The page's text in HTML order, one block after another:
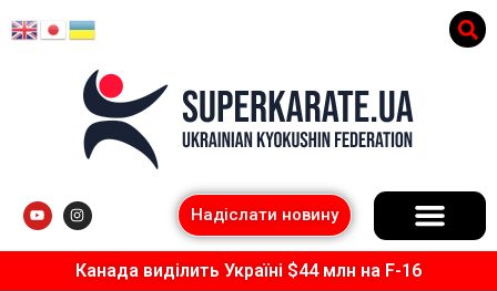
Надіслати новину
Канада виділить Україні $44 млн на F-16